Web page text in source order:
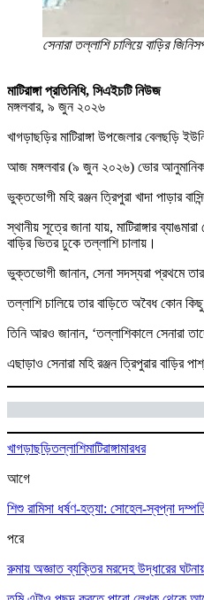
সেনারা তল্লাশি চালিয়ে বাড়ির
মাটিরাঙ্গা প্রতিনিধি, সিএইচটি নিউজ
মঙ্গলবার, ৯ জুন ২০২৬
‎খাগড়াছড়ির মাটিরাঙ্গা উপজেলার বেলছড়ি
‎আজ মঙ্গলবার (৯ জুন ২০২৬) ভোর আনুমানিক
‎ভুক্তভোগী মহি রঞ্জন ত্রিপুরা খাদা পাড়ার
‎স্থানীয় সূত্রে জানা যায়, মাটিরাঙ্গার
বাড়ির ভিতর ঢুকে তল্লাশি চালায়।
‎ভুক্তভোগী জানান, সেনা সদস্যরা প্রথমে তার
‎তল্লাশি চালিয়ে তার বাড়িতে অবৈধ কোন
তিনি আরও জানান, ‘তল্লাশিকালে সেনারা
এছাড়াও সেনারা মহি রঞ্জন ত্রিপুরার বাড়ির
খাগড়াছড়িতল্লাশিমাটিরাঙ্গামারধর
আগে
শিশু রামিসা ধর্ষণ-হত্যা: সোহেল-স্বপ্না
পরে
রুমায় অজ্ঞাত ব্যক্তির মরদেহ উদ্ধারের